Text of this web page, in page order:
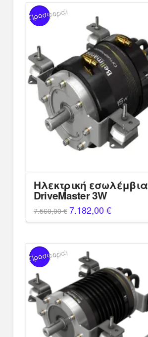
Προσφορά!
Ηλεκτρική εσωλέμβια
DriveMaster 3W
7.560,00€ Original
price
was:
7.182,00€Η
τρέχουσα
τιμή
Προσφορά!